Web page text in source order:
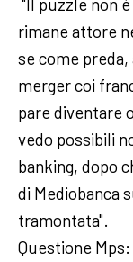
rimane attore
se come
merger coi
pare diventare
vedo possibili
banking, dopo
di Mediobanca
tramontata".
Questione